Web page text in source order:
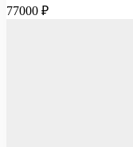
77000 ₽